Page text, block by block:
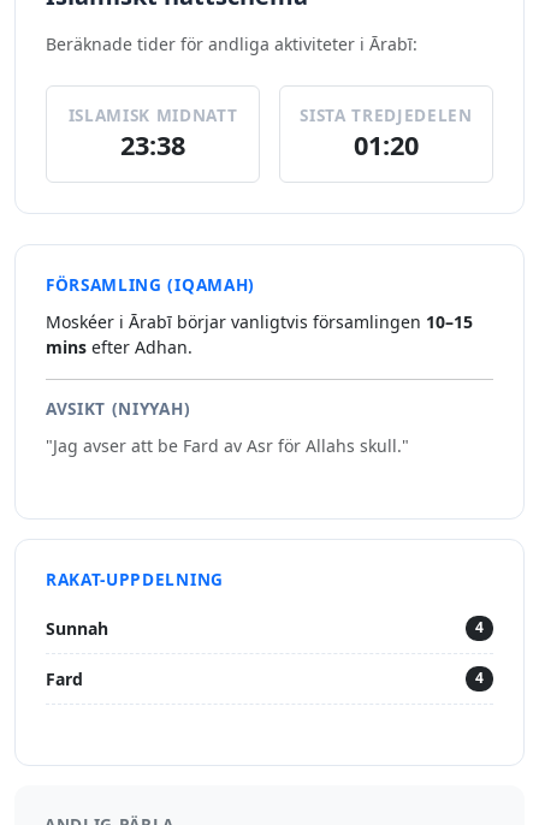
Beräknade tider för andliga aktiviteter i Ārabī:
ISLAMISK MIDNATT
23:38
SISTA TREDJEDELEN
01:20
FÖRSAMLING (IQAMAH)
Moskéer i Ārabī börjar vanligtvis församlingen 10–15
mins efter Adhan.
AVSIKT (NIYYAH)
"Jag avser att be Fard av Asr för Allahs skull."
RAKAT-UPPDELNING
Sunnah 4
Fard 4